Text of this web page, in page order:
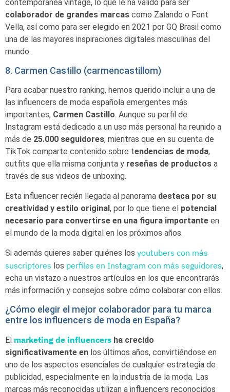
contemporánea vintage, lo que le ha valido para ser
colaborador de grandes marcas como Zalando o Font
Vella, así como para ser elegido en 2021 por GQ Brasil como
una de las mayores inspiraciones digitales masculinas del
mundo.
8. Carmen Castillo (carmencastillom)
Para acabar nuestro ranking, hemos querido incluir a una de
las influencers de moda española emergentes más
importantes, Carmen Castillo. Aunque su perfil de
Instagram está dedicado a un uso más personal ha reunido a
más de 25.000 seguidores, mientras que en su cuenta de
TikTok comparte contenido sobre tendencias de moda,
outfits que ella misma conjunta y reseñas de productos a
través de sus videos de unboxing.
Esta influencer recién llegada al panorama destaca por su
creatividad y estilo original, por lo que tiene el potencial
necesario para convertirse en una figura importante en
el mundo de la moda digital en los próximos años.
Si además quieres saber quiénes los youtubers con más
suscriptores los perfiles en Instagram con más seguidores,
echa un vistazo a nuestros artículos en los que encontrarás
más información y consejos sobre cómo colaborar con ellos.
¿Cómo elegir el mejor colaborador para tu marca
entre los influencers de moda en España?
El marketing de influencers ha crecido
significativamente en los últimos años, convirtiéndose en
uno de los aspectos esenciales de cualquier estrategia de
publicidad, especialmente en la industria de la moda. Las
marcas más reconocidas utilizan a influencers reconocidos